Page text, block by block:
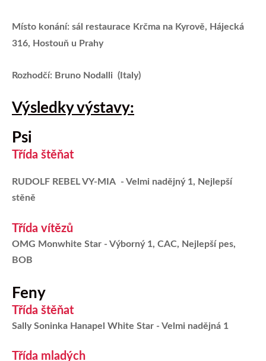
Místo konání: sál restaurace Krčma na Kyrově, Hájecká
316, Hostouň u Prahy
Rozhodčí: Bruno Nodalli (Italy)
Výsledky výstavy:
Psi
Třída štěňat
RUDOLF REBEL VY-MIA - Velmi nadějný 1, Nejlepší
stěně
Třída vítězů
OMG Monwhite Star - Výborný 1, CAC, Nejlepší pes,
BOB
Feny
Třída štěňat
Sally Soninka Hanapel White Star - Velmi nadějná 1
Třída mladých